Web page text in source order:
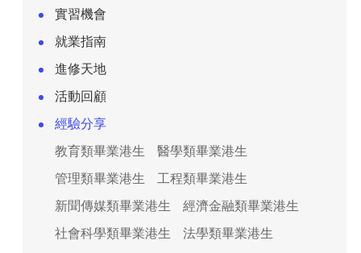
實習機會
就業指南
進修天地
活動回顧
經驗分享
教育類畢業港生
醫學類畢業港生
管理類畢業港生
工程類畢業港生
新聞傳媒類畢業港生
經濟金融類畢業港生
社會科學類畢業港生
法學類畢業港生